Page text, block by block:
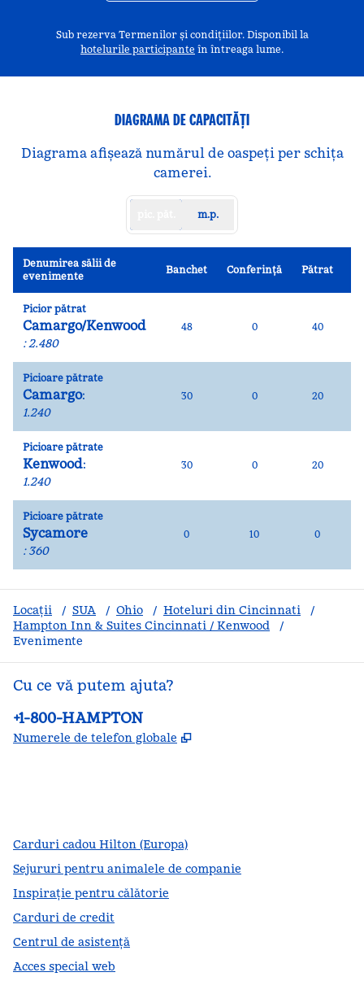
Sub rezerva Termenilor și condițiilor. Disponibil la
hotelurile participante ,deschide o filă nouă
în întreaga lume.
DIAGRAMA DE CAPACITĂȚI
Diagrama afișează numărul de oaspeți per schița
camerei.
m.p.
Denumirea sălii de
evenimente
Banchet Conferință Pătrat
Picior pătrat
Camargo/Kenwood
:2.480
48 0 40
Picioare pătrate
Camargo:
1.240
30 0 20
Picioare pătrate
Kenwood:
1.240
30 0 20
Picioare pătrate
Sycamore
: 360
0 10 0
Locații / SUA / Ohio / Hoteluri din Cincinnati
/
Hampton Inn & Suites Cincinnati / Kenwood
/
Evenimente
Cu ce vă putem ajuta?
Telefon:
+1-800-HAMPTON
Numerele de telefon globale ,
Carduri cadou Hilton (Europa)
Sejururi pentru animalele de companie
Inspirație pentru călătorie
Carduri de credit
Centrul de asistență
Acces special web